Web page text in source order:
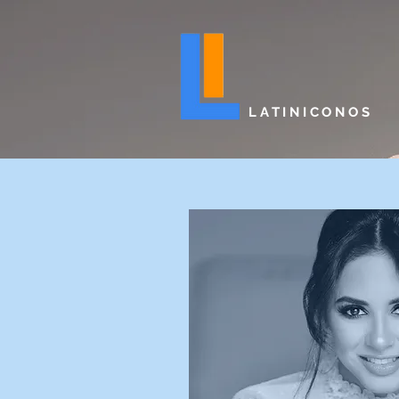
LATINICONOS